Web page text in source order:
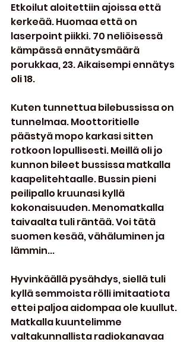
Etkoilut aloitettiin ajoissa että
kerkeää. Huomaa että on
laserpoint piikki. 70 neliöisessä
kämpässä ennätysmäärä
porukkaa, 23. Aikaisempi ennätys
oli 18.
Kuten tunnettua bilebussissa on
tunnelmaa. Moottoritielle
päästyä mopo karkasi sitten
rotkoon lopullisesti. Meillä oli jo
kunnon bileet bussissa matkalla
kaapelitehtaalle. Bussin pieni
peilipallo kruunasi kyllä
kokonaisuuden. Menomatkalla
taivaalta tuli räntää. Voi tätä
suomen kesää, vähäluminen ja
lämmin...
Hyvinkäällä pysähdys, siellä tuli
kyllä semmoista rölli imitaatiota
ettei paljoa aidompaa ole kuullut.
Matkalla kuuntelimme
valtakunnallista radiokanavaa